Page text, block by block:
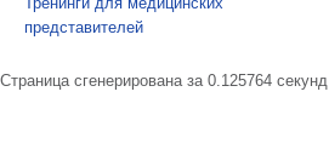
представителей
Страница сгенерирована за 0.125764 секунд